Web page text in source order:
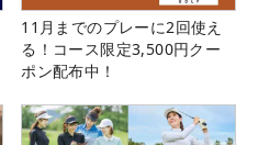
11月までのプレーに2回使え
る！コース限定3,500円クー
ポン配布中！